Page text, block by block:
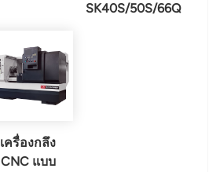
SK40S/50S/66Q
เครื่องกลึง
CNC แบบ